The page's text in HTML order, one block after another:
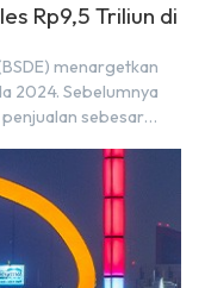
Rp9,5 Triliun di
menargetkan
2024. Sebelumnya
sebesar
Wijaya
maupun nasional
untuk
[…]